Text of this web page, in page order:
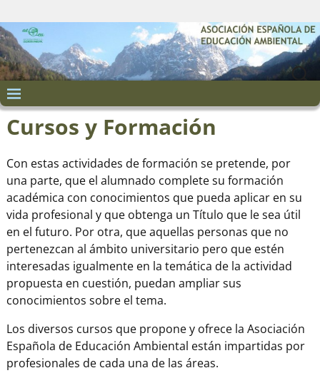
Cursos y Formación
Con estas actividades de formación se pretende, por
una parte, que el alumnado complete su formación
académica con conocimientos que pueda aplicar en su
vida profesional y que obtenga un Título que le sea útil
en el futuro. Por otra, que aquellas personas que no
pertenezcan al ámbito universitario pero que estén
interesadas igualmente en la temática de la actividad
propuesta en cuestión, puedan ampliar sus
conocimientos sobre el tema.
Los diversos cursos que propone y ofrece la Asociación
Española de Educación Ambiental están impartidas por
profesionales de cada una de las áreas.